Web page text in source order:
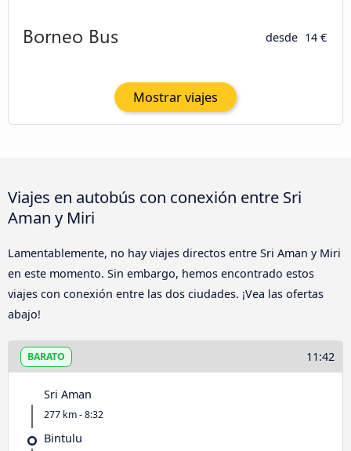
desde 14 €
Mostrar viajes
Viajes en autobús con conexión entre Sri
Aman y Miri
Lamentablemente, no hay viajes directos entre Sri Aman y Miri
en este momento. Sin embargo, hemos encontrado estos
viajes con conexión entre las dos ciudades. ¡Vea las ofertas
abajo!
BARATO 11:42
Sri Aman
277 km - 8:32
Bintulu